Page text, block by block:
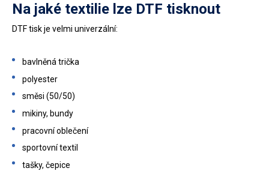
Na jaké textilie lze DTF tisknout
DTF tisk je velmi univerzální:
bavlněná trička
polyester
směsi (50/50)
mikiny, bundy
pracovní oblečení
sportovní textil
tašky, čepice